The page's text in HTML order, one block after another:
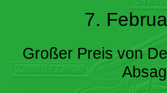
7.
Großer Preis von